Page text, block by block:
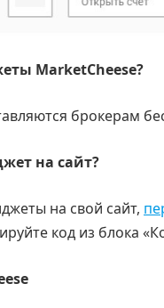
MarketCheese?
брокерам
на сайт?
на свой сайт,
код из блока